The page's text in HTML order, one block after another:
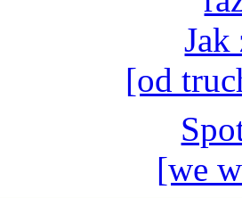
Jak
[od
[we